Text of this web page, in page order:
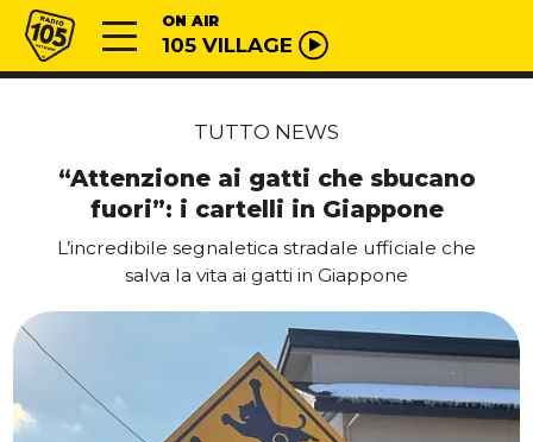
Vai al contenuto
Radio 105 ON AIR
105 VILLAGE
TUTTO NEWS
“Attenzione ai gatti che sbucano
fuori”: i cartelli in Giappone
L’incredibile segnaletica stradale ufficiale che
salva la vita ai gatti in Giappone